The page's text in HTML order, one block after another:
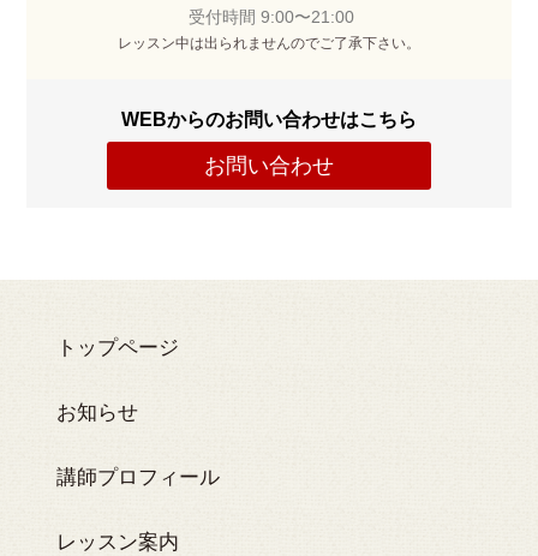
受付時間 9:00〜21:00
レッスン中は出られませんのでご了承下さい。
WEBからのお問い合わせはこちら
お問い合わせ
トップページ
お知らせ
講師プロフィール
レッスン案内